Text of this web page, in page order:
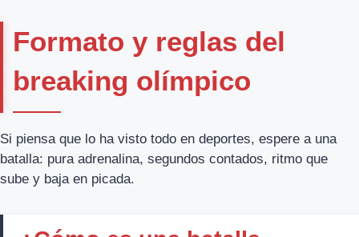
Formato y reglas del
breaking olímpico
Si piensa que lo ha visto todo en deportes, espere a una
batalla: pura adrenalina, segundos contados, ritmo que
sube y baja en picada.